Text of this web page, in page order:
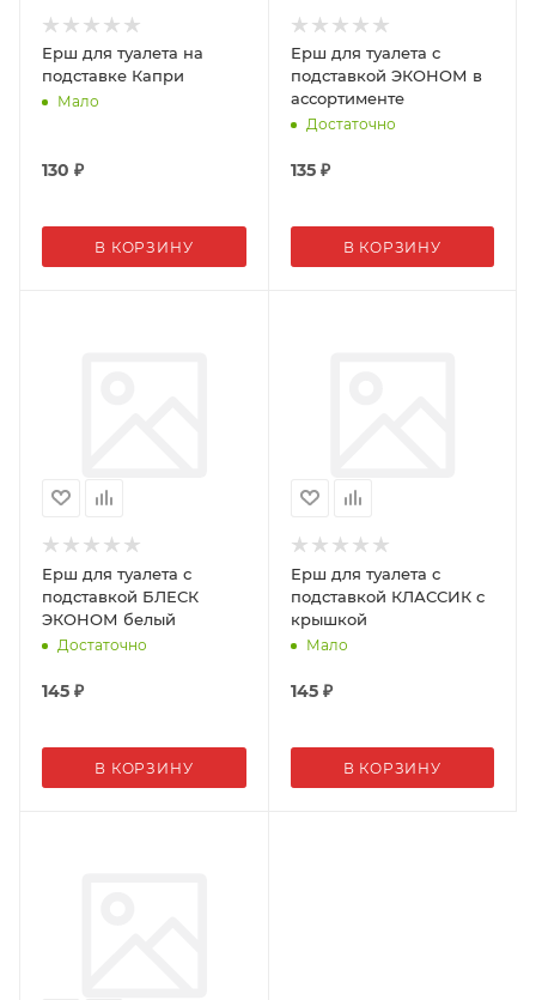
Ерш для туалета на
подставке Капри
Мало
130 ₽
В КОРЗИНУ
Ерш для туалета с
подставкой ЭКОНОМ в
ассортименте
Достаточно
135₽
В КОРЗИНУ
Ерш для туалета с
подставкой БЛЕСК
ЭКОНОМ белый
Достаточно
145 ₽
В КОРЗИНУ
Ерш для туалета с
подставкой КЛАССИК с
крышкой
Мало
145₽
В КОРЗИНУ